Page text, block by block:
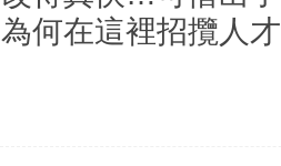
為何在這裡招攬人